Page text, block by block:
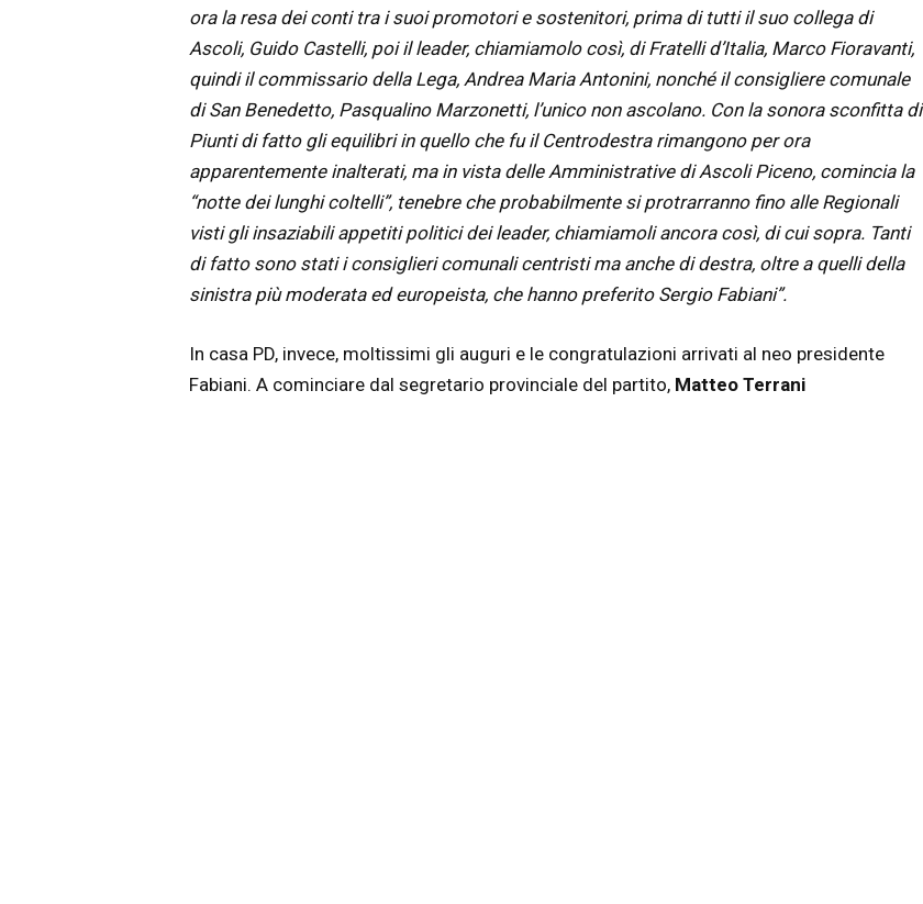
ora la resa dei conti tra i suoi promotori e sostenitori, prima di tutti il suo collega di
Ascoli, Guido Castelli, poi il leader, chiamiamolo così, di Fratelli d’Italia, Marco Fioravanti,
quindi il commissario della Lega, Andrea Maria Antonini, nonché il consigliere comunale
di San Benedetto, Pasqualino Marzonetti, l’unico non ascolano. Con la sonora sconfitta di
Piunti di fatto gli equilibri in quello che fu il Centrodestra rimangono per ora
apparentemente inalterati, ma in vista delle Amministrative di Ascoli Piceno, comincia la
“notte dei lunghi coltelli”, tenebre che probabilmente si protrarranno fino alle Regionali
visti gli insaziabili appetiti politici dei leader, chiamiamoli ancora così, di cui sopra. Tanti
di fatto sono stati i consiglieri comunali centristi ma anche di destra, oltre a quelli della
sinistra più moderata ed europeista, che hanno preferito Sergio Fabiani”.
In casa PD, invece, moltissimi gli auguri e le congratulazioni arrivati al neo presidente
Fabiani. A cominciare dal segretario provinciale del partito, Matteo Terrani